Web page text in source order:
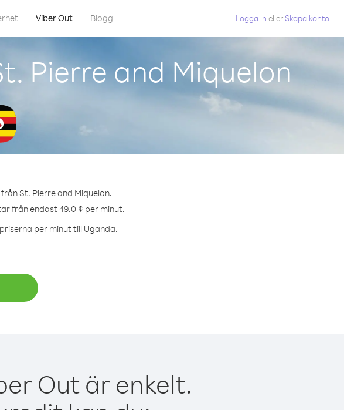
Viber Out Blogg Logga in eller Skapa konto
Pierre and Miquelon
St. Pierre and Miquelon.
från endast 49.0 ¢ per minut.
per minut till Uganda.
Out är enkelt.